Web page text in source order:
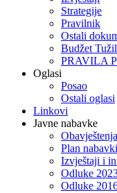
Strategije
Pravilnik
Ostali
Budžet
PRAVILA
Oglasi
Posao
Ostali oglasi
Linkovi
Javne nabavke
Plan nabavki
Izvještaji i
Odluke
Odluke